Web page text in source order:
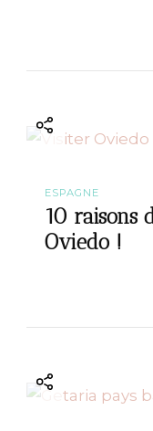
ESPAGNE
10 raisons
Oviedo !